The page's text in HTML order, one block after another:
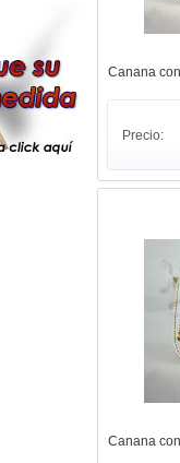
Canana
Precio:
Canana